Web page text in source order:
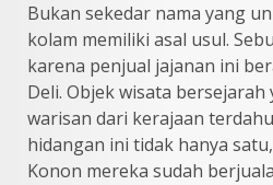
Bukan sekedar nama yang
kolam memiliki asal usul.
karena penjual jajanan ini
Deli. Objek wisata
warisan dari kerajaan
hidangan ini tidak hanya
Konon mereka sudah